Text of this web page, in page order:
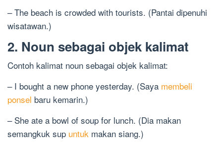
– The beach is crowded with tourists. (Pantai dipenuhi
wisatawan.)
2. Noun sebagai objek kalimat
Contoh kalimat noun sebagai objek kalimat:
– I bought a new phone yesterday. (Saya membeli
ponsel baru kemarin.)
– She ate a bowl of soup for lunch. (Dia makan
semangkuk sup untuk makan siang.)